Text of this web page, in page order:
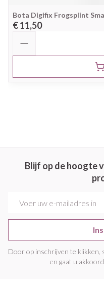
Bota Digifix Frogsplint
€ 11,50
Blijf op de hoogte
Door op inschrijven te klikken,
en gaat u